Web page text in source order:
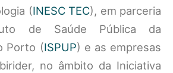
(INESC TEC), em parceria
de Saúde Pública da
Porto (ISPUP) e as empresas
no âmbito da Iniciativa